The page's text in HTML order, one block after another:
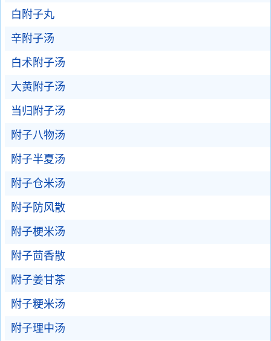
白附子丸
辛附子汤
白术附子汤
大黄附子汤
当归附子汤
附子八物汤
附子半夏汤
附子仓米汤
附子防风散
附子梗米汤
附子茴香散
附子姜甘茶
附子粳米汤
附子理中汤